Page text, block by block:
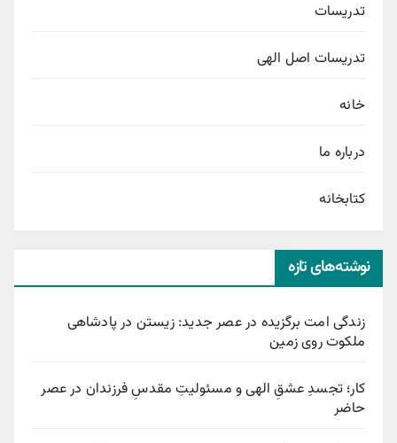
تدریسات
تدریسات اصل الهی
خانه
درباره ما
کتابخانه
نوشته‌های تازه
زندگی امت برگزیده در عصر جدید: زیستن در پادشاهی
ملکوت روی زمین
کار؛ تجسدِ عشقِ الهی و مسئولیتِ مقدسِ فرزندان در عصر
حاضر